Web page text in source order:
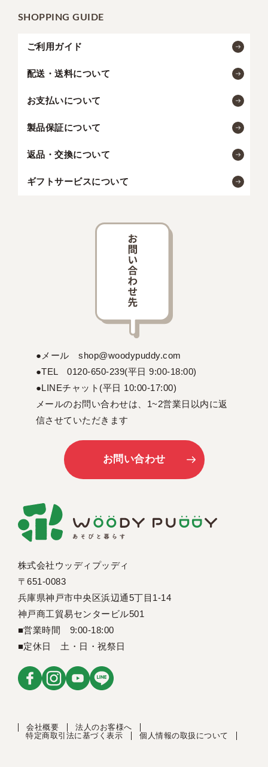
SHOPPING GUIDE
ご利用ガイド
配送・送料について
お支払いについて
製品保証について
返品・交換について
ギフトサービスについて
株式会社ウッディプッディ
〒651-0083
兵庫県神戸市中央区浜辺通5丁目1-14
神戸商工貿易センタービル501
■営業時間 9:00-18:00
■定休日 土・日・祝祭日
●メール shop@woodypuddy.com
●TEL 0120-650-239(平日 9:00-18:00)
●LINEチャット(平日 10:00-17:00)
メールのお問い合わせは、1~2営業日以内に返
信させていただきます
お問い合わせ
会社概要
法人のお客様へ
特定商取引法に基づく表示
個人情報の取扱について